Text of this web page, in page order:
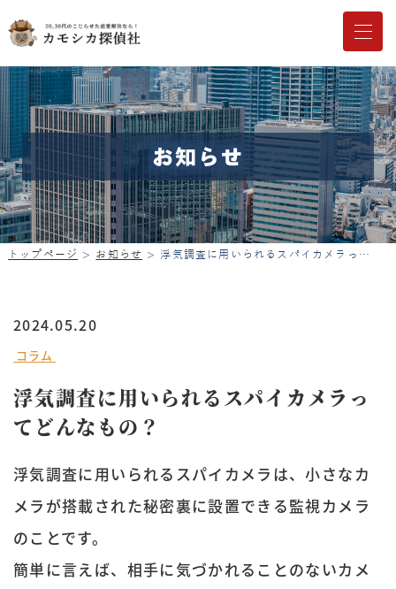
お知らせ
トップページ お知らせ 浮気調査に用いられるスパイカメラってどんなもの？
2024.05.20
コラム
浮気調査に用いられるスパイカメラっ
てどんなもの？
浮気調査に用いられるスパイカメラは、小さなカ
メラが搭載された秘密裏に設置できる監視カメラ
のことです。
簡単に言えば、相手に気づかれることのないカメ